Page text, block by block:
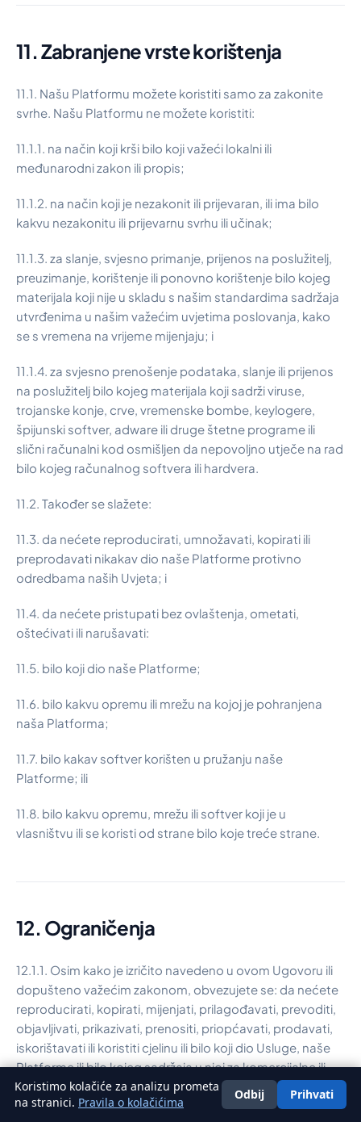
11. Zabranjene vrste korištenja
11.1. Našu Platformu možete koristiti samo za zakonite
svrhe. Našu Platformu ne možete koristiti:
11.1.1. na način koji krši bilo koji važeći lokalni ili
međunarodni zakon ili propis;
11.1.2. na način koji je nezakonit ili prijevaran, ili ima bilo
kakvu nezakonitu ili prijevarnu svrhu ili učinak;
11.1.3. za slanje, svjesno primanje, prijenos na poslužitelj,
preuzimanje, korištenje ili ponovno korištenje bilo kojeg
materijala koji nije u skladu s našim standardima sadržaja
utvrđenima u našim važećim uvjetima poslovanja, kako
se s vremena na vrijeme mijenjaju; i
11.1.4. za svjesno prenošenje podataka, slanje ili prijenos
na poslužitelj bilo kojeg materijala koji sadrži viruse,
trojanske konje, crve, vremenske bombe, keylogere,
špijunski softver, adware ili druge štetne programe ili
slični računalni kod osmišljen da nepovoljno utječe na rad
bilo kojeg računalnog softvera ili hardvera.
11.2. Također se slažete:
11.3. da nećete reproducirati, umnožavati, kopirati ili
preprodavati nikakav dio naše Platforme protivno
odredbama naših Uvjeta; i
11.4. da nećete pristupati bez ovlaštenja, ometati,
oštećivati ili narušavati:
11.5. bilo koji dio naše Platforme;
11.6. bilo kakvu opremu ili mrežu na kojoj je pohranjena
naša Platforma;
11.7. bilo kakav softver korišten u pružanju naše
Platforme; ili
11.8. bilo kakvu opremu, mrežu ili softver koji je u
vlasništvu ili se koristi od strane bilo koje treće strane.
12. Ograničenja
12.1.1. Osim kako je izričito navedeno u ovom Ugovoru ili
dopušteno važećim zakonom, obvezujete se: da nećete
reproducirati, kopirati, mijenjati, prilagođavati, prevoditi,
objavljivati, prikazivati, prenositi, priopćavati, prodavati,
iskorištavati ili koristiti cjelinu ili bilo koji dio Usluge, naše
Platforme ili bilo kojeg sadržaja u njoj za komercijalne ili
druge svrhe;
Koristimo kolačiće za analizu prometa
na stranici. Pravila o kolačićima
Odbij Prihvati
Hrvatski